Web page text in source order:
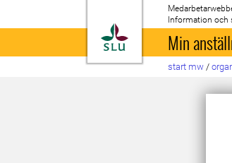
Till startsida
Information och
Min
start mw /